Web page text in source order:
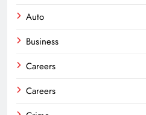
Auto
Business
Careers
Careers